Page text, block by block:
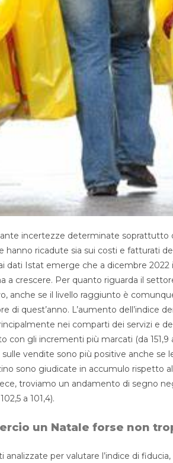
incertezze determinate soprattutto
hanno ricadute sia sui costi e fatturati
dati Istat emerge che a dicembre
a crescere. Per quanto riguarda il
anche se il livello raggiunto è
di quest’anno. L’aumento dell’indice
nei comparti dei servizi e
con gli incrementi più marcati (da 151,9
vendite sono più positive anche se
sono giudicate in accumulo rispetto
troviamo un andamento di segno
a 101,4).
un Natale forse non
analizzate per valutare l’indice di